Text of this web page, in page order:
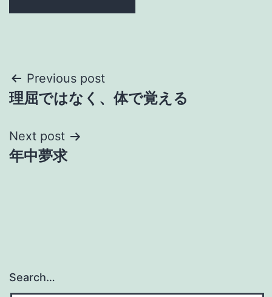
Post
navigation
Previous post
理屈ではなく、体で覚える
Next post
年中夢求
Search…